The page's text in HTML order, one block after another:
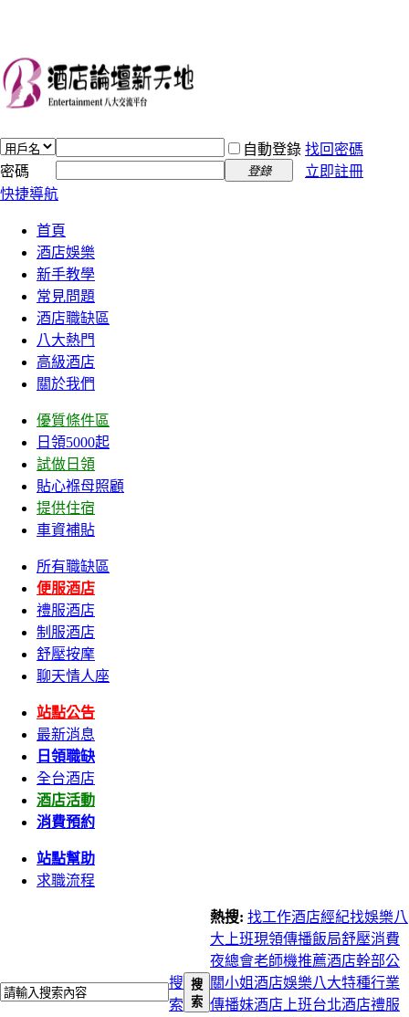
自動登錄 找回密碼
密碼
登錄
立即註冊
快捷導航
首頁
酒店娛樂
新手教學
常見問題
酒店職缺區
八大熱門
高級酒店
關於我們
優質條件區
日領5000起
試做日領
貼心褓母照顧
提供住宿
車資補貼
所有職缺區
便服酒店
禮服酒店
制服酒店
舒壓按摩
聊天情人座
站點公告
最新消息
日領職缺
全台酒店
酒店活動
消費預約
站點幫助
求職流程
搜
索
搜
索
熱搜: 找工作酒店經紀找娛樂八
大上班現領傳播飯局舒壓消費
夜總會老師機推薦酒店幹部公
關小姐酒店娛樂八大特種行業
傳播妹酒店上班台北酒店禮服